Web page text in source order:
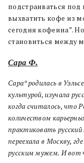
подстраиваться под
выхватить кофе из
сегодня кофеина”.
становиться между
Сара Ф.
Сара* родилась в
культурой, изучала
когда считалось, что
количеством
практиковать
переехала в Москву,
русским мужем. И вот